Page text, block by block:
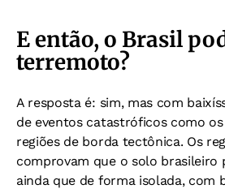
E então, o Brasil
terremoto?
A resposta é: sim, mas com
de eventos catastróficos como
regiões de borda tectônica. Os
comprovam que o solo brasileiro
ainda que de forma isolada, com